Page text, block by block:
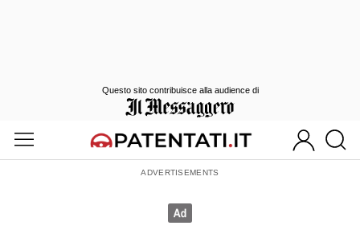
Questo sito contribuisce alla audience di